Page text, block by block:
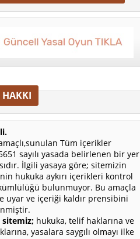
HAKKI
Tüm içerikler
sayılı yasada belirlenen bir yer
İlgili yasaya göre; sitemizin
hukuka aykırı içerikleri kontrol
bulunmuyor. Bu amaçla
uyar ve içeriği kaldır prensibini
hukuka, telif haklarına ve
yasalara saygılı olmayı ilke